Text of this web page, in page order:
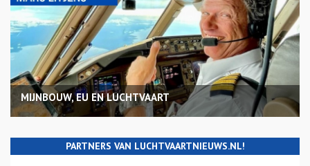
MIJNBOUW, EU EN LUCHTVAART
PARTNERS VAN LUCHTVAARTNIEUWS.NL!